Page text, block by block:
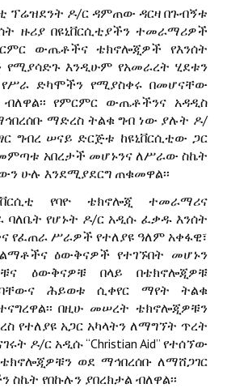
ፕሬዝደንት ዶ/ር ዳምጠው ዳርዛ በጉብኝቱ
ዙሪያ በዩኒቨርሲቲያችን ተመራማሪዎች
ውጤቶችና ቴክኖሎጂዎች የእንሰት
እንዲሁም የአመራረት ሂደቱን
የሥራ ድካሞችን የሚያስቀሩ በመሆናቸው
የምርምር ውጤቶችንና አዳዲስ
ማድረስ ትልቁ ግብ ነው ያሉት ዶ/
ግብረ ሠናይ ድርጅቱ ከዩኒቨርሲቲው ጋር
አበረታች መሆኑንና ለሥራው ስኬት
ሁሉ እንደሚያደርግ ጠቁመዋል፡፡
የባዮ ቴክኖሎጂ ተመራማሪና
ባለቤት የሆኑት ዶ/ር አዲሱ ፈቃዱ እንሰት
የፈጠራ ሥራዎች የተለያዩ ዓለም አቀፋዊ፣
ዕውቅናዎች የተገኙበት መሆኑን
ዕውቅናዎቹ በላይ በቴክኖሎጂዎቹ
ሕይወቱ ሲቀየር ማየት ትልቁ
በዚሁ መሠረት ቴክኖሎጂዎቹን
የተለያዩ አጋር አካላትን ለማግኘት ጥረት
ዶ/ር አዲሱ “Christian Aid” የተሰኘው
ወደ ማኅበረሰቡ ለማሸጋገር
የበኩሉን ያበረክታል ብለዋል፡፡